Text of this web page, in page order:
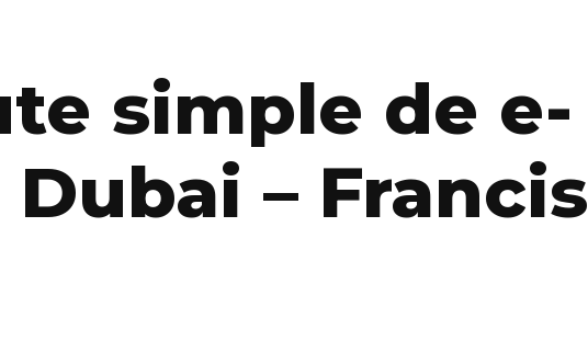
simple de e-
– Francis